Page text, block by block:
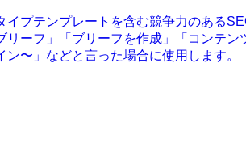
プテンプレートを含む競争力のある
ーフ」「ブリーフを作成」「コンテ
〜」などと言った場合に使用します。